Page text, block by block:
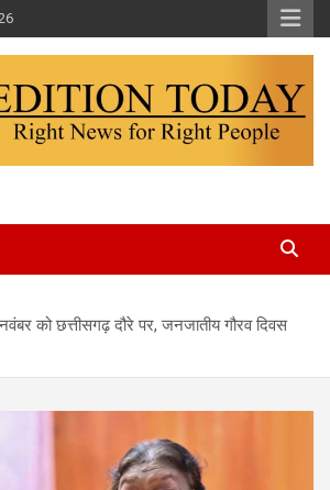
नवंबर को छत्तीसगढ़ दौरे पर, जनजातीय गौरव दिवस